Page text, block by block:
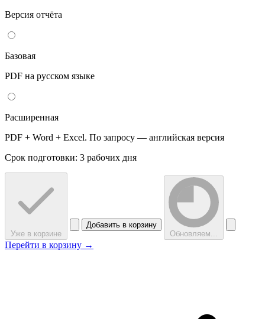
Версия отчёта
Базовая
PDF на русском языке
Расширенная
PDF + Word + Excel. По запросу — английская версия
Срок подготовки: 3 рабочих дня
Уже в корзине
Добавить в корзину
Обновляем...
Перейти в корзину →